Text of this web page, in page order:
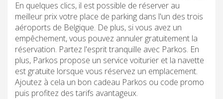
En quelques clics, il est possible de réserver au
meilleur prix votre place de parking dans l'un des trois
aéroports de Belgique. De plus, si vous avez un
empêchement, vous pouvez annuler gratuitement la
réservation. Partez l'esprit tranquille avec Parkos. En
plus, Parkos propose un service voiturier et la navette
est gratuite lorsque vous réservez un emplacement.
Ajoutez à cela un bon cadeau Parkos ou code promo
puis profitez des tarifs avantageux.